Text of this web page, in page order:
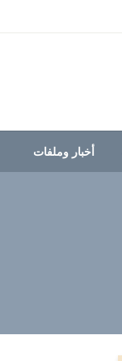
أخبار وملفات